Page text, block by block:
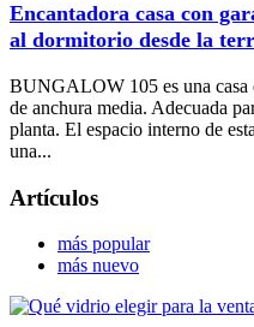
Encantadora casa con
al dormitorio desde la
BUNGALOW 105 es una casa
de anchura media. Adecuada
planta. El espacio interno de
una...
Artículos
más popular
más nuevo